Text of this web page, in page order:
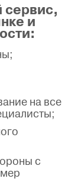
сервис,
и
на все
с